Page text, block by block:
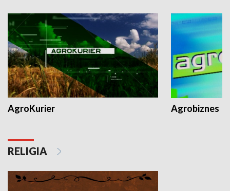
AgroKurier Agrobiznes
RELIGIA